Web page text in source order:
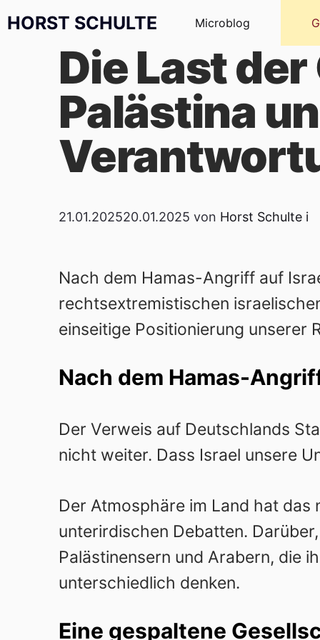
HORST SCHULTE Microblog
Die Last
Palästina
21.01.202520.01.2025 von Horst Schulte i
Nach dem Hamas-Angriff auf
rechtsextremistischen
einseitige Positionierung unserer
Nach dem Hamas-
Der Verweis auf Deutschlands
nicht weiter. Dass Israel unsere
Der Atmosphäre im Land hat
unterirdischen Debatten.
Palästinensern und Arabern, die
unterschiedlich denken.
Eine gespaltene